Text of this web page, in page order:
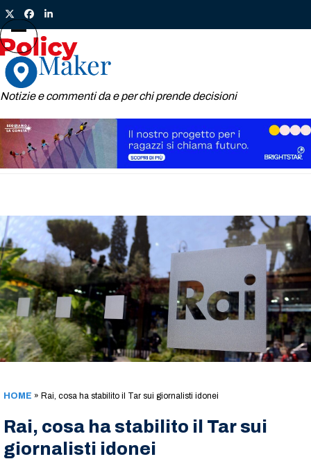
Skip
to
content
TwitterFacebook
LinkedIn
Notizie e commenti da e per chi prende decisioni
Open
mobile
menu
Close
mobile
menu
HOME » Rai, cosa ha stabilito il Tar sui giornalisti idonei
Rai, cosa ha stabilito il Tar sui
giornalisti idonei